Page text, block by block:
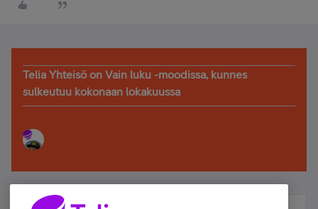
Telia Yhteisö on Vain luku -moodissa, kunnes
sulkeutuu kokonaan lokakuussa